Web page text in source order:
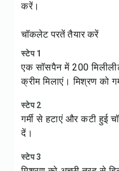
करें।
चॉकलेट परतें तैयार करें
स्टेप 1
एक सॉसपैन में 200
क्रीम मिलाएं। मिश्रण को
स्टेप 2
गर्मी से हटाएं और कटी
दें।
स्टेप 3